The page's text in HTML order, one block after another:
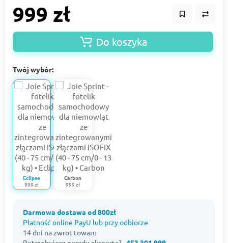
999 zł
Do koszyka
Twój wybór:
Eclipse
999 zł
Carbon
999 zł
Darmowa dostawa od 800zł
Płatność online PayU lub przy odbiorze
14 dni na zwrot towaru